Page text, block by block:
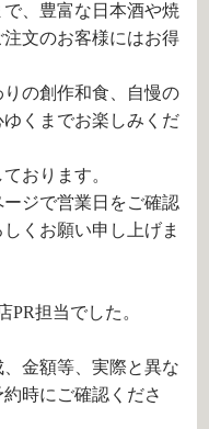
、豊富な日本酒や焼
文のお客様にはお得
りの創作和食、自慢の
くまでお楽しみくだ
おります。
ジで営業日をご確認
くお願い申し上げま
PR担当でした。
金額等、実際と異な
時にご確認くださ